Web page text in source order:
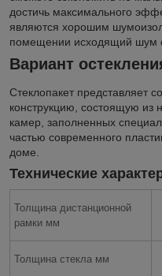
достичь максимального
являются хорошим
помещении исходящий шум
Вариант
Стеклопакет представляет
конструкцию, состоящую из
камер, заполненных
частью современного
доме.
Технические
Толщина дистанционной
рамки мм
Толщина стекла мм